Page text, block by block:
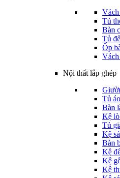
Tủ
Bàn
Tủ
Ốp
Nội thất lắp ghép
Tủ
Bàn
Kệ
Tủ
Kệ
Bàn
Kệ
Kệ
Kệ